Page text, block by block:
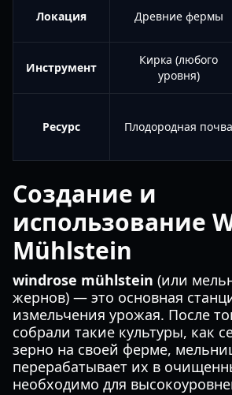
Локация Древние фермы
Инструмент
Кирка (любого
уровня)
Ресурс Плодородная почва
Создание и
использование
Mühlstein
windrose mühlstein (или
жернов) — это основная
измельчения урожая. После
собрали такие культуры, как
зерно на своей ферме,
перерабатывает их в
необходимо для